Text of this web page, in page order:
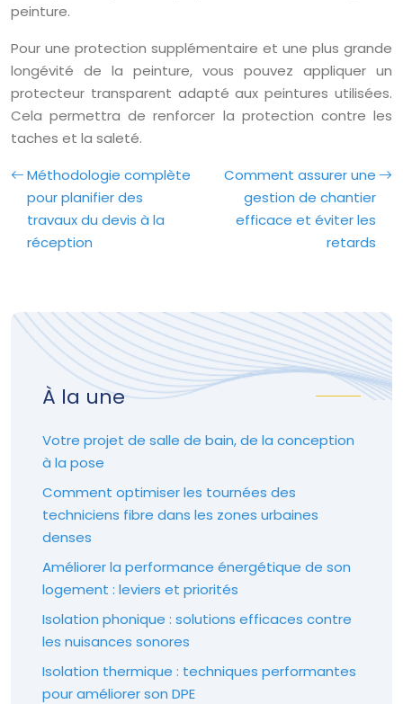
peinture.
Pour une protection supplémentaire et une plus grande
longévité de la peinture, vous pouvez appliquer un
protecteur transparent adapté aux peintures utilisées.
Cela permettra de renforcer la protection contre les
taches et la saleté.
Méthodologie complète
pour planifier des
travaux du devis à la
réception
Comment assurer une
gestion de chantier
efficace et éviter les
retards
À la une
Votre projet de salle de bain, de la conception
à la pose
Comment optimiser les tournées des
techniciens fibre dans les zones urbaines
denses
Améliorer la performance énergétique de son
logement : leviers et priorités
Isolation phonique : solutions efficaces contre
les nuisances sonores
Isolation thermique : techniques performantes
pour améliorer son DPE